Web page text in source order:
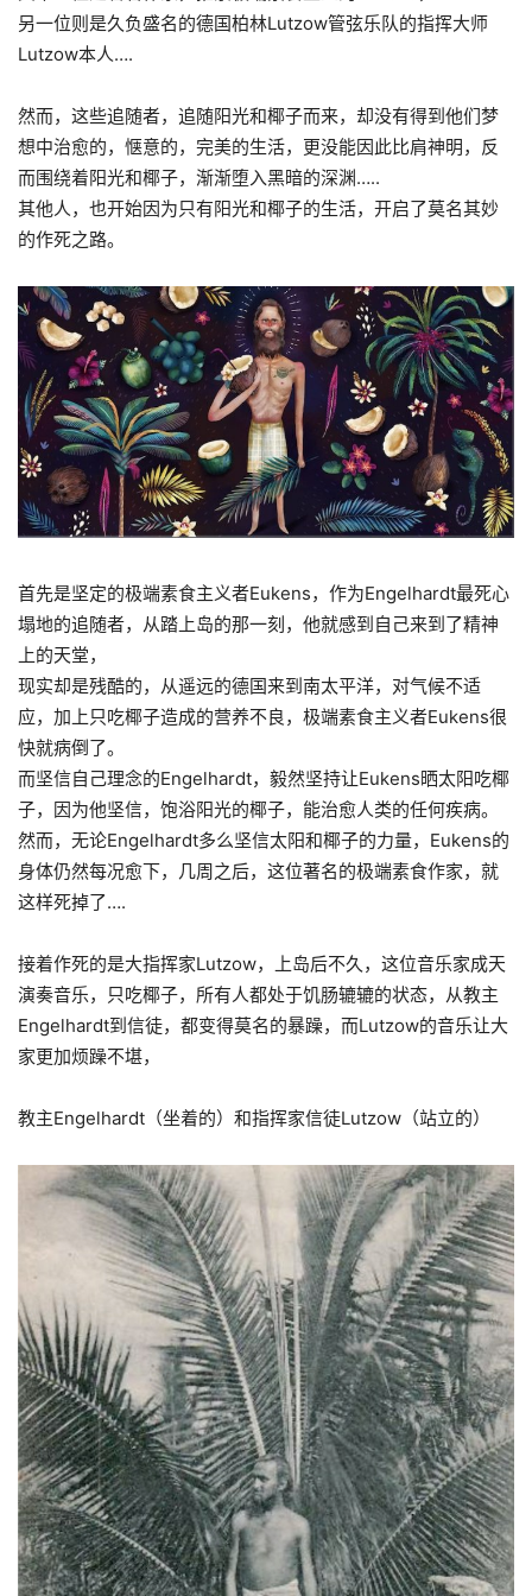
另一位则是久负盛名的德国柏林Lutzow管弦乐队的指挥大师
Lutzow本人….
然而，这些追随者，追随阳光和椰子而来，却没有得到他们梦
想中治愈的，惬意的，完美的生活，更没能因此比肩神明，反
而围绕着阳光和椰子，渐渐堕入黑暗的深渊…..
其他人，也开始因为只有阳光和椰子的生活，开启了莫名其妙
的作死之路。
首先是坚定的极端素食主义者Eukens，作为Engelhardt最死心
塌地的追随者，从踏上岛的那一刻，他就感到自己来到了精神
上的天堂，
现实却是残酷的，从遥远的德国来到南太平洋， 对气候不适
应，加上只吃椰子造成的营养不良，极端素食主义者Eukens很
快就病倒了。
而坚信自己理念的Engelhardt，毅然坚持让Eukens晒太阳吃椰
子，因为他坚信，饱浴阳光的椰子，能治愈人类的任何疾病。
然而，无论Engelhardt多么坚信太阳和椰子的力量，Eukens的
身体仍然每况愈下，几周之后，这位著名的极端素食作家，就
这样死掉了….
接着作死的是大指挥家Lutzow，上岛后不久，这位音乐家成天
演奏音乐，只吃椰子，所有人都处于饥肠辘辘的状态，从教主
Engelhardt到信徒，都变得莫名的暴躁，而Lutzow的音乐让大
家更加烦躁不堪，
教主Engelhardt（坐着的）和指挥家信徒Lutzow（站立的）